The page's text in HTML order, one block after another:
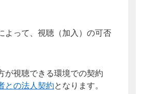
よって、視聴（加入）の可否
が視聴できる環境での契約
との法人契約となります。